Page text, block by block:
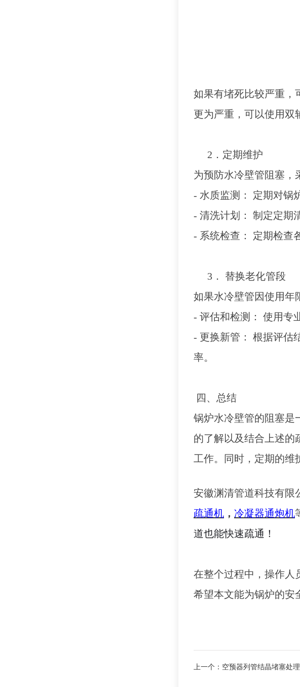
如果有堵死比较严重
更为严重，可以使用双
2． 定期维护
为预防水冷壁管阻塞，
- 水质监测： 定期对锅
- 清洗计划： 制定定期
- 系统检查： 定期检查
3．
替换老化管段
如果水冷壁管因使用年
- 评估和检测： 使用专
- 更换新管： 根据评估
率。
四、总结
锅炉水冷壁管的阻塞是
的了解以及结合上述的
工作。同时，定期的维
安徽渊清管道科技有限
疏通机 ， 冷凝器通炮机
道也能快速疏通！
在整个过程中，操作人
希望本文能为锅炉的安
上一个： 空预器列管结晶堵塞处